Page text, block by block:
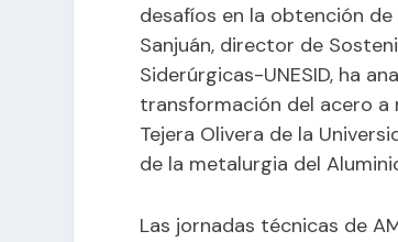
desafíos en la obtención
Sanjuán, director de
Siderúrgicas-UNESID, ha
transformación del acero a
Tejera Olivera de la
de la metalurgia del
Las jornadas técnicas de